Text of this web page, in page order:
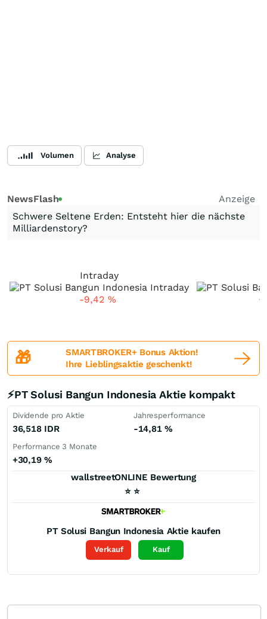
Volumen Analyse
NewsFlash
Anzeige
Schwere Seltene Erden: Entsteht hier die nächste
Milliardenstory?
Intraday
-9,42 %
🎁
SMARTBROKER+ Bonus Aktion!
Ihre Lieblingsaktie geschenkt!
⚡PT Solusi Bangun Indonesia Aktie kompakt
Dividende pro Aktie
36,518 IDR
Jahresperformance
-14,81 %
Performance 3 Monate
+30,19 %
wallstreetONLINE Bewertung
⭐ ⭐
PT Solusi Bangun Indonesia Aktie kaufen
Verkauf Kauf